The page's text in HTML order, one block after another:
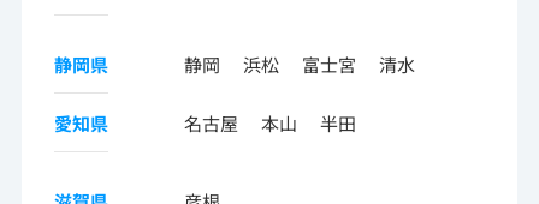
静岡県 静岡 浜松 富士宮 清水
愛知県 名古屋 本山 半田